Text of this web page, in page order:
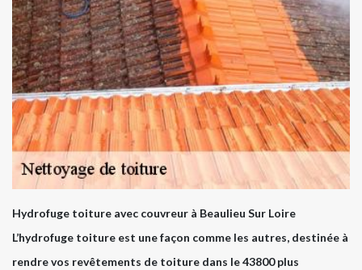
Hydrofuge toiture avec couvreur à Beaulieu Sur Loire
L’hydrofuge toiture est une façon comme les autres, destinée à
rendre vos revêtements de toiture dans le 43800 plus